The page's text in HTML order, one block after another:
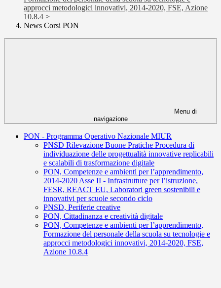
approcci metodologici innovativi, 2014-2020, FSE, Azione
10.8.4 >
News Corsi PON
Menu di
navigazione
PON - Programma Operativo Nazionale MIUR
PNSD Rilevazione Buone Pratiche Procedura di
individuazione delle progettualità innovative replicabili
e scalabili di trasformazione digitale
PON, Competenze e ambienti per l’apprendimento,
2014-2020 Asse II - Infrastrutture per l’istruzione,
FESR, REACT EU, Laboratori green sostenibili e
innovativi per scuole secondo ciclo
PNSD, Periferie creative
PON, Cittadinanza e creatività digitale
PON, Competenze e ambienti per l’apprendimento,
Formazione del personale della scuola su tecnologie e
approcci metodologici innovativi, 2014-2020, FSE,
Azione 10.8.4